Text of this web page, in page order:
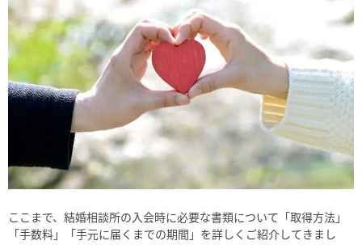
ここまで、結婚相談所の入会時に必要な書類について「取得方法」
「手数料」「手元に届くまでの期間」を詳しくご紹介してきまし